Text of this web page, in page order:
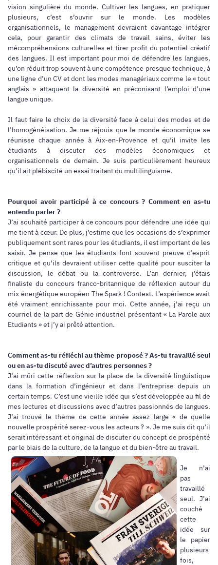
vision singulière du monde. Cultiver les langues, en pratiquer
plusieurs, c’est s’ouvrir sur le monde. Les modèles
organisationnels, le management devraient davantage intégrer
cela, pour garantir des climats de travail sains, éviter les
mécompréhensions culturelles et tirer profit du potentiel créatif
des langues. Il est important pour moi de défendre les langues,
qu’on réduit trop souvent à une compétence presque technique, à
une ligne d’un CV et dont les modes managériaux comme le « tout
anglais » attaquent la diversité en préconisant l’emploi d’une
langue unique.
Il faut faire le choix de la diversité face à celui des modes et de
l’homogénéisation. Je me réjouis que le monde économique se
réunisse chaque année à Aix-en-Provence et qu’il invite les
étudiants à discuter des modèles économiques et
organisationnels de demain. Je suis particulièrement heureux
qu’il ait plébiscité un essai traitant du multilinguisme.
Pourquoi avoir participé à ce concours ? Comment en as-tu
entendu parler ?
J’ai souhaité participer à ce concours pour défendre une idée qui
me tient à cœur. De plus, j’estime que les occasions de s’exprimer
publiquement sont rares pour les étudiants, il est important de les
saisir. Je pense que les étudiants font souvent preuve d’esprit
critique et qu’ils devraient utiliser cette qualité pour susciter la
discussion, le débat ou la controverse. L’an dernier, j’étais
finaliste du concours franco-britannique de réflexion autour du
mix énergétique européen The Spark ! Contest. L’expérience avait
été vraiment enrichissante pour moi. Cette année, j’ai reçu un
courriel de la part de Génie industriel présentant « La Parole aux
Etudiants » et j’y ai prêté attention.
Comment as-tu réfléchi au thème proposé ? As-tu travaillé seul
ou en as-tu discuté avec d’autres personnes ?
J’ai mûri cette réflexion sur la place de la diversité linguistique
dans la formation d’ingénieur et dans l’entreprise depuis un
certain temps. C’est une vieille idée qui s’est développée au fil de
mes lectures et discussions avec d’autres passionnés de langues.
J’ai trouvé le thème de cette année assez large « de quelle
nouvelle prospérité serez-vous les acteurs ? ». Je me suis dit qu’il
serait intéressant et original de discuter du concept de prospérité
par le biais de la culture, de la langue et du bien-être au travail.
Je n’ai
pas
travaillé
seul. J’ai
couché
cette
idée sur
le papier
plusieurs
fois,